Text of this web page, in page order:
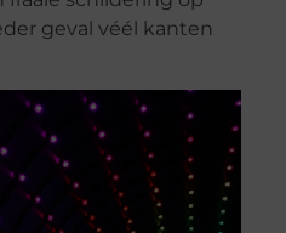
geval véél kanten